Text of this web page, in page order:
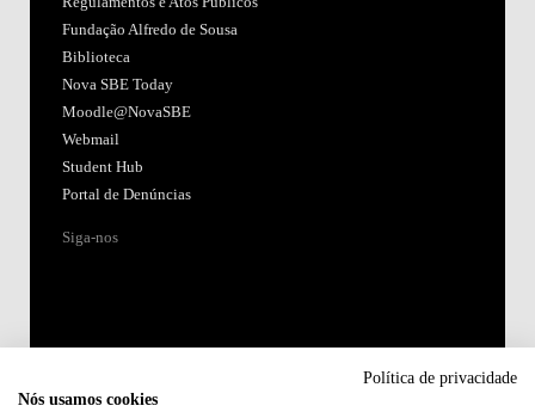
Fundação Alfredo de Sousa
Biblioteca
Nova SBE Today
Moodle@NovaSBE
Webmail
Student Hub
Portal de Denúncias
Siga-nos
Política de privacidade
Nós usamos cookies